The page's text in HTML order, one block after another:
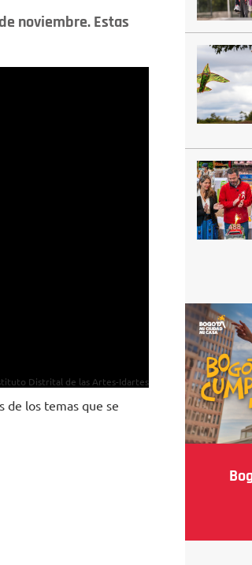
noviembre. Estas
Distrital de las Artes-Idartes
de los temas que se